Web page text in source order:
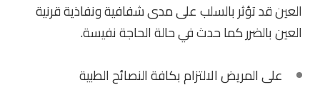
العين قد تؤثر بالسلب على مدى شفافية ونفاذية قرنية
العين بالضرر كما حدث في حالة الحاجة نفيسة.
على المريض الالتزام بكافة النصائح الطبية